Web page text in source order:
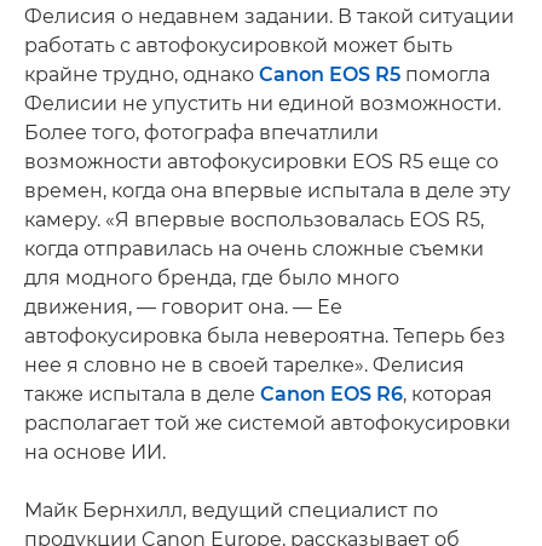
Фелисия о недавнем задании. В такой ситуации
работать с автофокусировкой может быть
крайне трудно, однако Canon EOS R5 помогла
Фелисии не упустить ни единой возможности.
Более того, фотографа впечатлили
возможности автофокусировки EOS R5 еще со
времен, когда она впервые испытала в деле эту
камеру. «Я впервые воспользовалась EOS R5,
когда отправилась на очень сложные съемки
для модного бренда, где было много
движения, — говорит она. — Ее
автофокусировка была невероятна. Теперь без
нее я словно не в своей тарелке». Фелисия
также испытала в деле Canon EOS R6, которая
располагает той же системой автофокусировки
на основе ИИ.
Майк Бернхилл, ведущий специалист по
продукции Canon Europe, рассказывает об